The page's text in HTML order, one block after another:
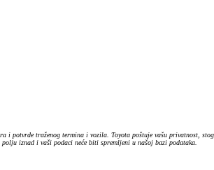
potvrde traženog termina i vozila. Toyota poštuje vašu privatnost,
iznad i vaši podaci neće biti spremljeni u našoj bazi podataka.